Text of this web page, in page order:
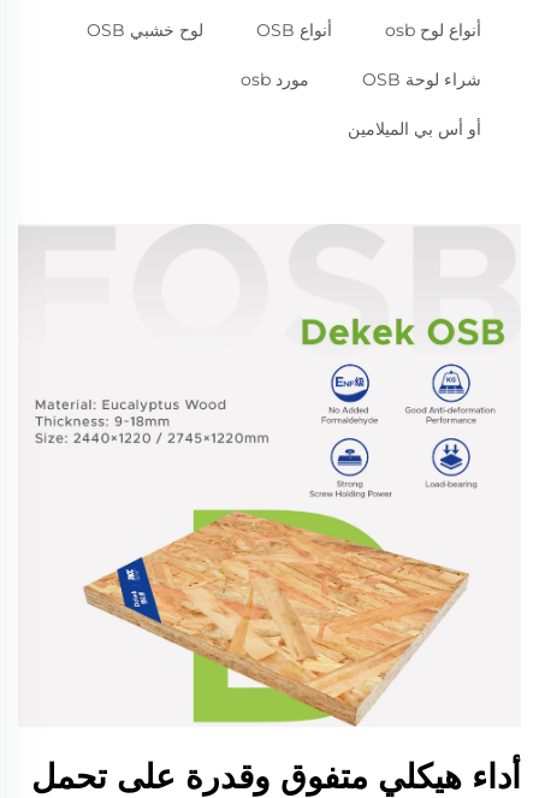
أنواع لوح osb أنواع OSB لوح خشبي OSB
شراء لوحة OSB مورد osb
أو أس بي الميلامين
أداء هيكلي متفوق وقدرة على تحمل